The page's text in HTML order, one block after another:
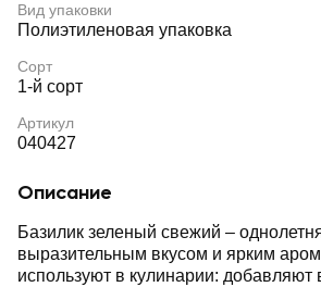
Вид упаковки
Полиэтиленовая упаковка
Сорт
1-й сорт
Артикул
040427
Описание
Базилик зеленый свежий –
выразительным вкусом и ярким
используют в кулинарии: добавляют